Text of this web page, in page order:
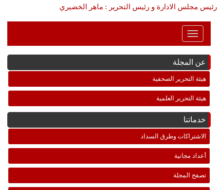
رئيس مجلس الادارة و رئيس التحرير : ماهر الخضيري
Toggle
Navigation
عن المجلة
هيئة التحرير الصحفية
هيئة التحرير العلمية
خدماتنا
الاشتراكات وطرق السداد
أعداد مجانية
تصفح المجلة